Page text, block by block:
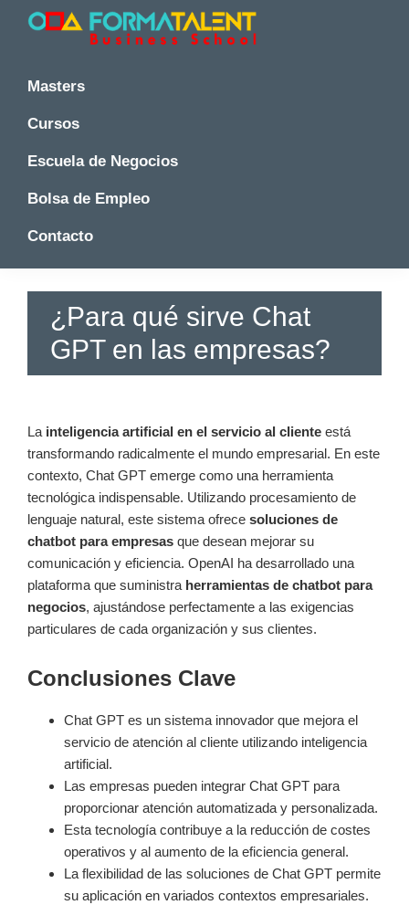
Saltar
Saltar
Saltar
principal
y
Master
en
Madrid
Formatalent
y
en
-
Formatalent
Masters
Cursos
Escuela de Negocios
Bolsa de Empleo
Contacto
¿Para qué sirve Chat
GPT en las empresas?
La inteligencia artificial en el servicio al cliente está
transformando radicalmente el mundo empresarial. En este
contexto, Chat GPT emerge como una herramienta
tecnológica indispensable. Utilizando procesamiento de
lenguaje natural, este sistema ofrece soluciones de
chatbot para empresas que desean mejorar su
comunicación y eficiencia. OpenAI ha desarrollado una
plataforma que suministra herramientas de chatbot para
negocios, ajustándose perfectamente a las exigencias
particulares de cada organización y sus clientes.
Conclusiones Clave
Chat GPT es un sistema innovador que mejora el
servicio de atención al cliente utilizando inteligencia
artificial.
Las empresas pueden integrar Chat GPT para
proporcionar atención automatizada y personalizada.
Esta tecnología contribuye a la reducción de costes
operativos y al aumento de la eficiencia general.
La flexibilidad de las soluciones de Chat GPT permite
su aplicación en variados contextos empresariales.